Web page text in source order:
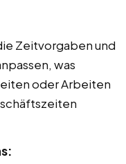
Zeitvorgaben und
was
oder Arbeiten